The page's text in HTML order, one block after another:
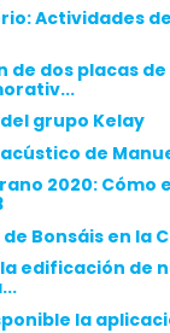
Actividades
de dos placas
grupo Kelay
de
2020: Cómo
Bonsáis en la
edificación de
la